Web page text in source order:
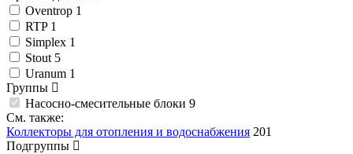
Oventrop 1
RTP 1
Simplex 1
Stout 5
Uranum 1
Группы
Насосно-смесительные блоки 9
См. также:
Коллекторы для отопления и водоснабжения 201
Подгруппы